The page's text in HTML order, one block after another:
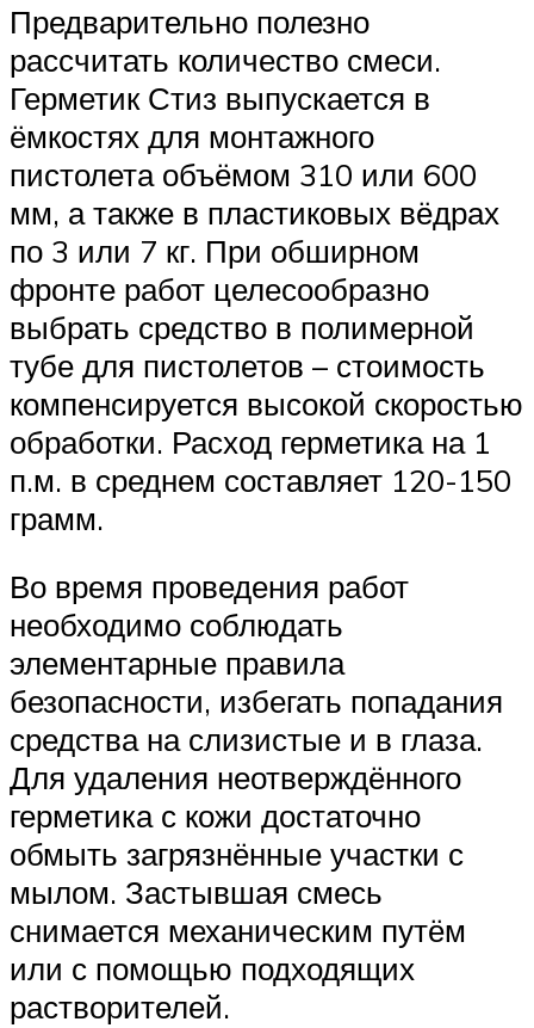
Предварительно полезно
рассчитать количество смеси.
Герметик Стиз выпускается в
ёмкостях для монтажного
пистолета объёмом 310 или 600
мм, а также в пластиковых вёдрах
по 3 или 7 кг. При обширном
фронте работ целесообразно
выбрать средство в полимерной
тубе для пистолетов – стоимость
компенсируется высокой скоростью
обработки. Расход герметика на 1
п.м. в среднем составляет 120-150
грамм.
Во время проведения работ
необходимо соблюдать
элементарные правила
безопасности, избегать попадания
средства на слизистые и в глаза.
Для удаления неотверждённого
герметика с кожи достаточно
обмыть загрязнённые участки с
мылом. Застывшая смесь
снимается механическим путём
или с помощью подходящих
растворителей.